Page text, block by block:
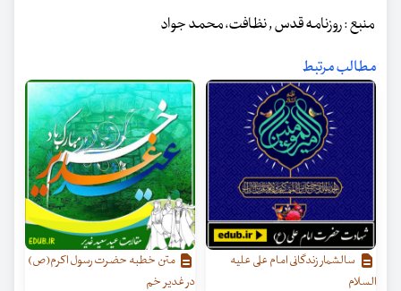
منبع : روزنامه قدس , نظافت، محمد جواد
مطالب مرتبط
سالشمار زندگانی امام علی علیه
السلام
متن خطبه حضرت رسول اکرم(ص)
در غدیر خم